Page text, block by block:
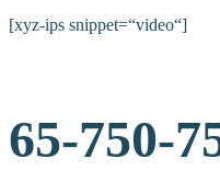
[xyz-ips snippet=“video“]
65-750-